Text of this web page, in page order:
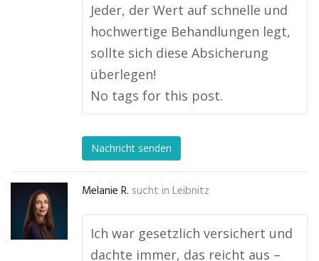
Jeder, der Wert auf schnelle und
hochwertige Behandlungen legt,
sollte sich diese Absicherung
überlegen!
No tags for this post.
Nachricht senden
Melanie R. sucht in Leibnitz
Ich war gesetzlich versichert und
dachte immer, das reicht aus –